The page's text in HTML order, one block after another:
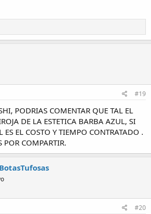
#19
PODRIAS COMENTAR QUE TAL EL
DE LA ESTETICA BARBA AZUL, SI
ES EL COSTO Y TIEMPO CONTRATADO .
POR COMPARTIR.
#20